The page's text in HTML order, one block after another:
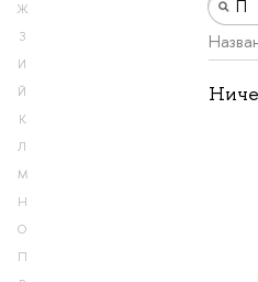
Ж
З
И
Й
К
Л
М
Н
О
П